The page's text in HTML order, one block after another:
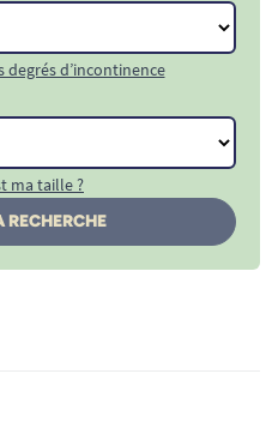
degrés d’incontinence
ma taille ?
RECHERCHE